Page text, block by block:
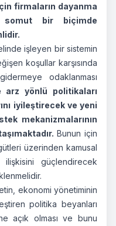
firmaların dayanma
somut bir biçimde
işleyen bir sistemin
koşullar karşısında
odaklanması
arz yönlü politikaları
iyileştirecek ve yeni
mekanizmalarının
Bunun için
üzerinden kamusal
güçlendirecek
ekonomi yönetiminin
politika beyanları
açık olması ve bunu